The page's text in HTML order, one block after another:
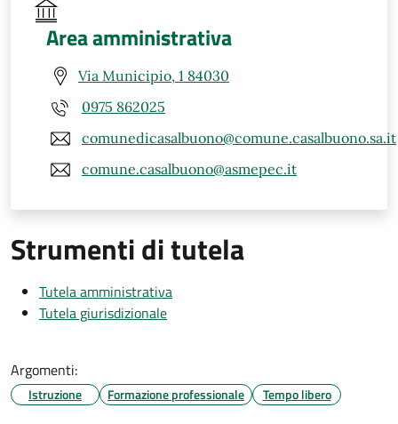
Area amministrativa
Via Municipio, 1 84030
0975 862025
comunedicasalbuono@comune.casalbuono.sa.it
comune.casalbuono@asmepec.it
Strumenti di tutela
Tutela amministrativa
Tutela giurisdizionale
Argomenti:
Istruzione Formazione professionale Tempo libero